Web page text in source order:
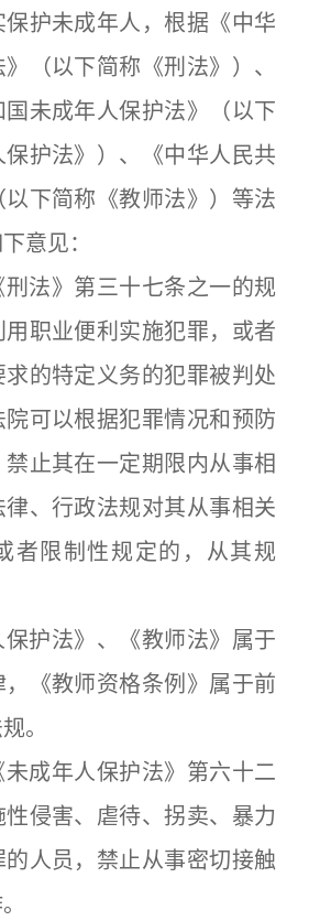
护未成年人，根据《中华
（以下简称《刑法》）、
国未成年人保护法》（以下
护法》）、《中华人民共
下简称《教师法》）等法
意见：
法》第三十七条之一的规
职业便利实施犯罪，或者
的特定义务的犯罪被判处
可以根据犯罪情况和预防
止其在一定期限内从事相
、行政法规对其从事相关
者限制性规定的，从其规
护法》、《教师法》属于
《教师资格条例》属于前
。
成年人保护法》第六十二
侵害、虐待、拐卖、暴力
人员，禁止从事密切接触